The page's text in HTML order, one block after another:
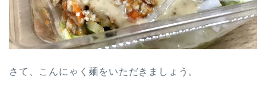
さて、こんにゃく麺をいただきましょう。